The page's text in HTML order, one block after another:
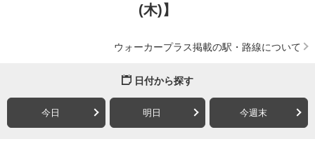
(木)】
ウォーカープラス掲載の駅・路線について
日付から探す
今日 明日 今週末